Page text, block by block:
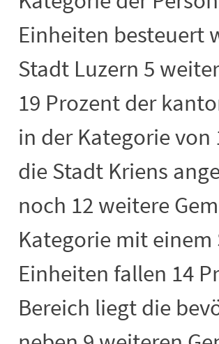
Einheiten besteuert
Stadt Luzern 5
19 Prozent der
in der Kategorie von
die Stadt Kriens
noch 12 weitere
Kategorie mit einem
Einheiten fallen 14
Bereich liegt die